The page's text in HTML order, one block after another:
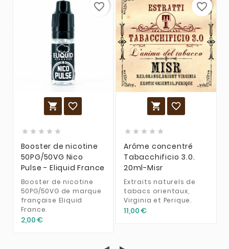
 
    
Booster de nicotine
50PG/50VG Nico
Pulse - Eliquid France
Booster de nicotine
50PG/50VG de marque
française Eliquid
France.
2,00 €
favorite_border
 
    
Arôme concentré
Tabacchificio 3.0.
20ml-Misr
Extraits naturels de
tabacs orientaux,
Virginia et Perique.
11,00 €
favorite_border